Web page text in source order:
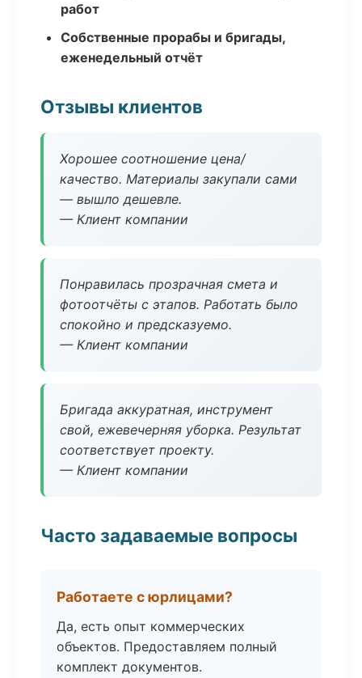
работ
Собственные прорабы и бригады,
еженедельный отчёт
Отзывы клиентов
Хорошее соотношение цена/
качество. Материалы закупали сами
— вышло дешевле.
— Клиент компании
Понравилась прозрачная смета и
фотоотчёты с этапов. Работать было
спокойно и предсказуемо.
— Клиент компании
Бригада аккуратная, инструмент
свой, ежевечерняя уборка. Результат
соответствует проекту.
— Клиент компании
Часто задаваемые вопросы
Работаете с юрлицами?
Да, есть опыт коммерческих
объектов. Предоставляем полный
комплект документов.